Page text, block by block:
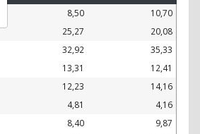
8,50
10,70
25,27
20,08
32,92
35,33
13,31
12,41
12,23
14,16
4,81
4,16
8,40
9,87